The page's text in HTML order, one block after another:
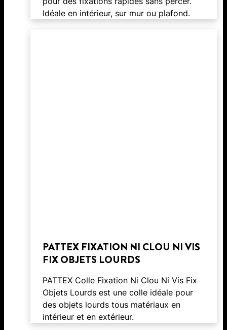
Idéale en intérieur, sur mur ou plafond.
PATTEX FIXATION NI CLOU NI VIS
FIX OBJETS LOURDS
PATTEX Colle Fixation Ni Clou Ni Vis Fix
Objets Lourds est une colle idéale pour
des objets lourds tous matériaux en
intérieur et en extérieur.